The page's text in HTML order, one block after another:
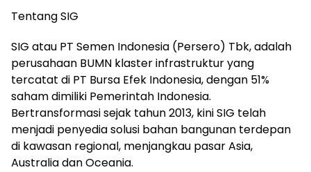
Tentang SIG
SIG atau PT Semen Indonesia (Persero) Tbk, adalah
perusahaan BUMN klaster infrastruktur yang
tercatat di PT Bursa Efek Indonesia, dengan 51%
saham dimiliki Pemerintah Indonesia.
Bertransformasi sejak tahun 2013, kini SIG telah
menjadi penyedia solusi bahan bangunan terdepan
di kawasan regional, menjangkau pasar Asia,
Australia dan Oceania.